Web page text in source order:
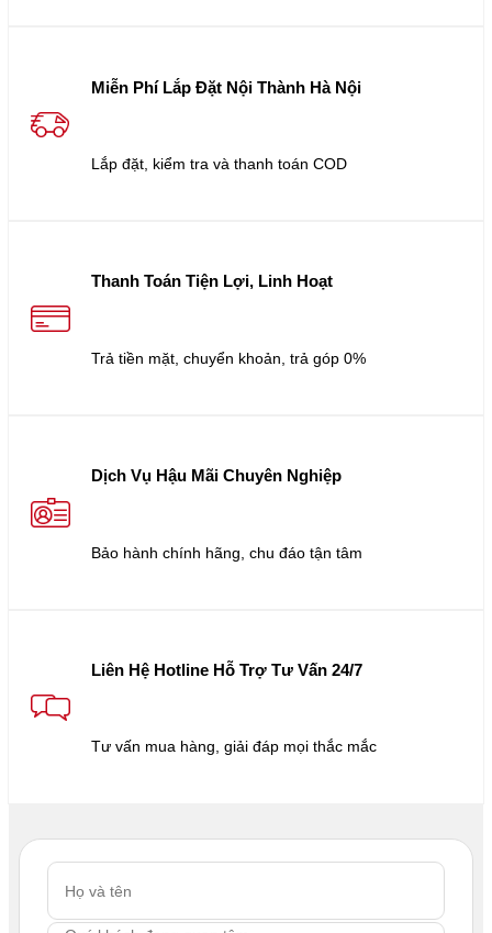
Miễn Phí Lắp Đặt Nội Thành Hà Nội
Lắp đặt, kiểm tra và thanh toán COD
Thanh Toán Tiện Lợi, Linh Hoạt
Trả tiền mặt, chuyển khoản, trả góp 0%
Dịch Vụ Hậu Mãi Chuyên Nghiệp
Bảo hành chính hãng, chu đáo tận tâm
Liên Hệ Hotline Hỗ Trợ Tư Vấn 24/7
Tư vấn mua hàng, giải đáp mọi thắc mắc